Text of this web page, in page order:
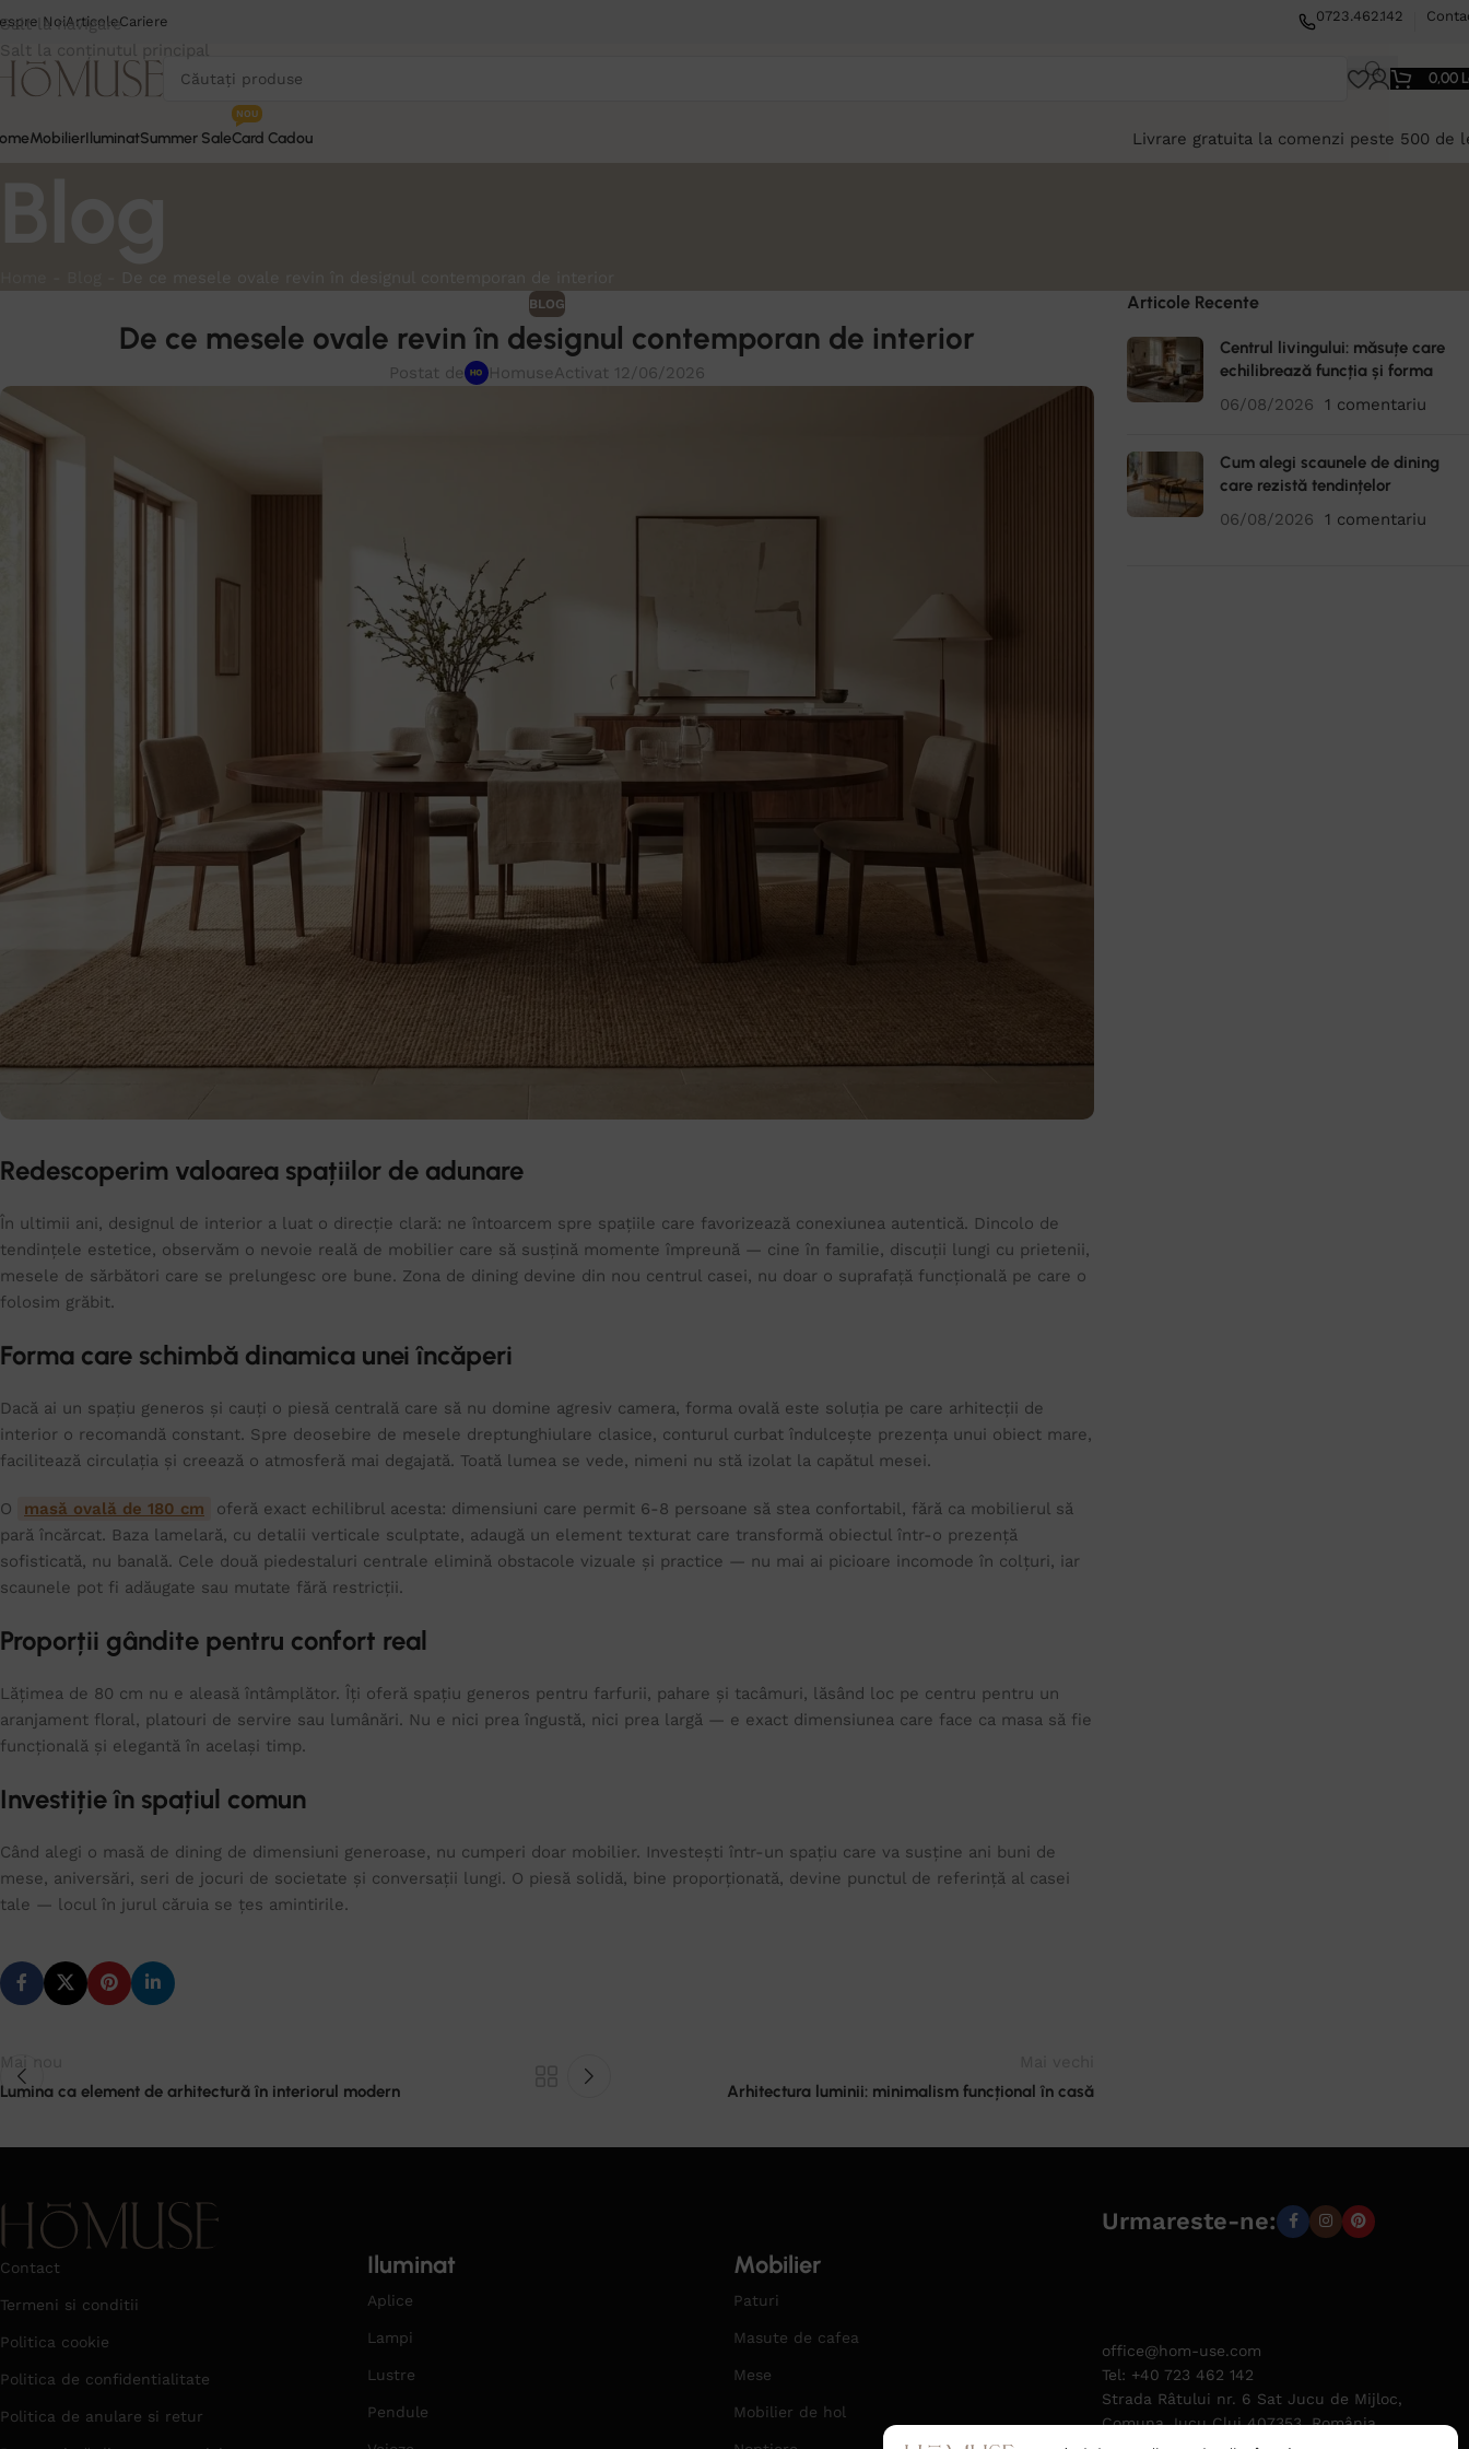
Salt la navigare
Salt la conținutul principal
NoiArticoleCariere 0723.462.142
0,00
MobilierIluminatSummer SaleCard Cadou
NOU
Livrare gratuita la comenzi peste 500 de
BLOG
De ce mesele ovale revin în designul contemporan de interior
Postat de HomuseActivat 12/06/2026
Redescoperim valoarea spațiilor de adunare
În ultimii ani, designul de interior a luat o direcție clară: ne întoarcem spre spațiile care favorizează conexiunea autentică. Dincolo de
tendințele estetice, observăm o nevoie reală de mobilier care să susțină momente împreună — cine în familie, discuții lungi cu prietenii,
mesele de sărbători care se prelungesc ore bune. Zona de dining devine din nou centrul casei, nu doar o suprafață funcțională pe care o
folosim grăbit.
Forma care schimbă dinamica unei încăperi
Dacă ai un spațiu generos și cauți o piesă centrală care să nu domine agresiv camera, forma ovală este soluția pe care arhitecții de
interior o recomandă constant. Spre deosebire de mesele dreptunghiulare clasice, conturul curbat îndulcește prezența unui obiect mare,
facilitează circulația și creează o atmosferă mai degajată. Toată lumea se vede, nimeni nu stă izolat la capătul mesei.
O masă ovală de 180 cm
oferă exact echilibrul acesta: dimensiuni care permit 6-8 persoane să stea confortabil, fără ca mobilierul să
pară încărcat. Baza lamelară, cu detalii verticale sculptate, adaugă un element texturat care transformă obiectul într-o prezență
sofisticată, nu banală. Cele două piedestaluri centrale elimină obstacole vizuale și practice — nu mai ai picioare incomode în colțuri, iar
scaunele pot fi adăugate sau mutate fără restricții.
Proporții gândite pentru confort real
Lățimea de 80 cm nu e aleasă întâmplător. Îți oferă spațiu generos pentru farfurii, pahare și tacâmuri, lăsând loc pe centru pentru un
aranjament floral, platouri de servire sau lumânări. Nu e nici prea îngustă, nici prea largă — e exact dimensiunea care face ca masa să fie
funcțională și elegantă în același timp.
Investiție în spațiul comun
Când alegi o masă de dining de dimensiuni generoase, nu cumperi doar mobilier. Investești într-un spațiu care va susține ani buni de
mese, aniversări, seri de jocuri de societate și conversații lungi. O piesă solidă, bine proporționată, devine punctul de referință al casei
tale — locul în jurul căruia se țes amintirile.
Mai nou
Lumina ca element de arhitectură în interiorul modern
Arhitectura luminii: minimalism funcțional în casă
Articole Recente
Centrul livingului: măsuțe care
echilibrează funcția și forma
06/08/2026
1 comentariu
Cum alegi scaunele de dining
care rezistă tendințelor
06/08/2026
1 comentariu
Contact
Termeni si conditii
Politica cookie
Politica de confidentialitate
Politica de anulare si retur
Iluminat
Aplice
Lampi
Lustre
Pendule
Mobilier
Paturi
Masute de cafea
Mese
Mobilier de hol
Urmareste-ne:
office@hom-use.com
Tel: +40 723 462 142
Strada Râtului nr. 6 Sat Jucu de Mijloc,
Comuna Jucu Cluj 407353, România